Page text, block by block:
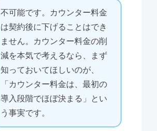
不可能です。カウンター料金
は契約後に下げることはでき
ません。カウンター料金の削
減を本気で考えるなら、まず
知っておいてほしいのが、
「カウンター料金は、最初の
導入段階でほぼ決まる」とい
う事実です。